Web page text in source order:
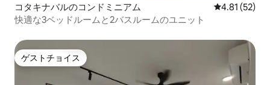
コタキナバルのコンドミニアム レビュー52
4.81 (52)
快適な3ベッドルームと2バスルームのユニット
ゲストチョイス
ゲストチョイス